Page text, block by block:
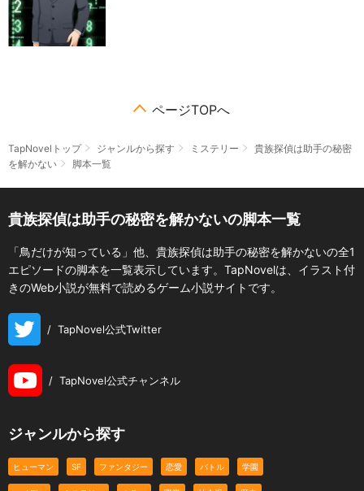
ページTOPへ
TapNovelトップ ジャンルから探す ミステリー
貴族探偵は助手の秘密
を解かない
脚本一覧
貴族探偵は助手の秘密を解かないの脚本一覧
「鳥だけが知っている」他、貴族探偵は助手の秘密を解かないの全1
エピソードの脚本を一覧表示しています。TapNovelは、イラスト付
きのWeb小説が無料で読めるゲーム小説サイトです。
/ TapNovel公式Twitter
/ TapNovel公式チャンネル
ジャンルから探す
ヒューマン SF ファンタジー 恋愛 バトル 学園